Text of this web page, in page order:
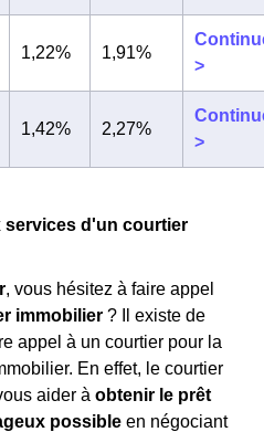
1,22% 1,91%
>
1,42% 2,27%
>
services d'un courtier
, vous hésitez à faire appel
immobilier ? Il existe de
appel à un courtier pour la
En effet, le courtier
aider à obtenir le prêt
possible en négociant